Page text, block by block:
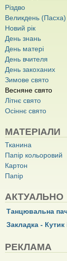
Різдво
Великдень (Пасха)
Новий рік
День знань
День матері
День вчителя
День закоханих
Зимове свято
Весняне свято
Літнє свято
Осіннє свято
МАТЕРІАЛИ
Тканина
Папір кольоровий
Картон
Папір
АКТУАЛЬНО
Танцювальна
Закладка - Кутик
РЕКЛАМА